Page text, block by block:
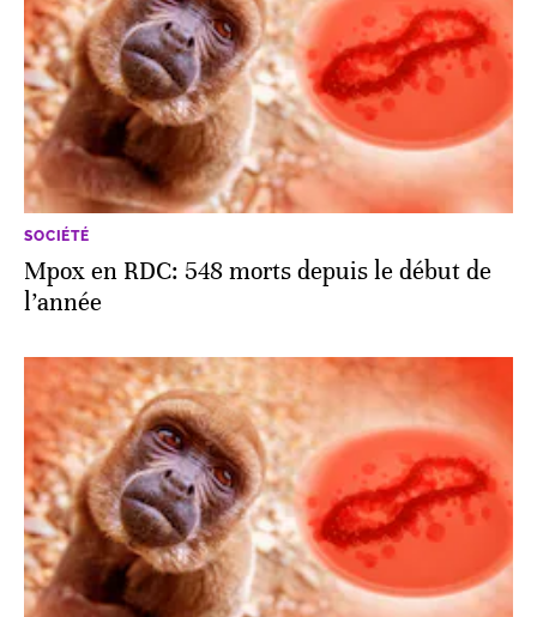
SOCIÉTÉ
Mpox en RDC: 548 morts depuis le début de
l’année